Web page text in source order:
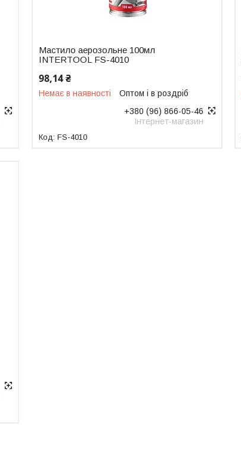
Мастило аерозольне 100мл
INTERTOOL FS-4010
98,14 ₴
Немає в наявності
Оптом і в роздріб
+380 (96) 866-05-46
Інтернет-магазин
FS-4010